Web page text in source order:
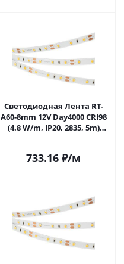
Светодиодная Лента RT-
A60-8mm 12V Day4000 CRI98
(4.8 W/m, IP20, 2835, 5m)
733.16 ₽/м